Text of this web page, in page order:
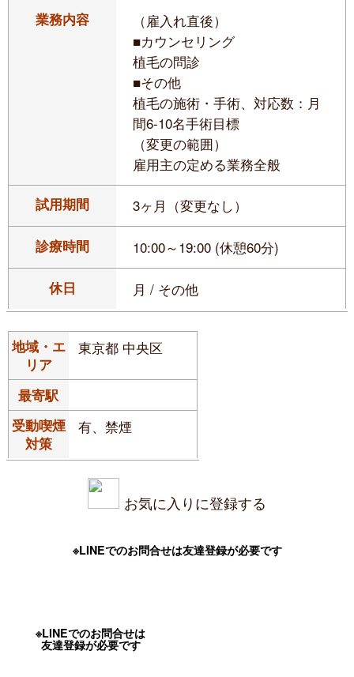
業務内容
（雇入れ直後）
■カウンセリング
植毛の問診
■その他
植毛の施術・手術、対応数：月
間6-10名手術目標
（変更の範囲）
雇用主の定める業務全般
試用期間 3ヶ月（変更なし）
診療時間 10:00～19:00 (休憩60分)
休日 月 / その他
地域・エ
リア
東京都 中央区
最寄駅
受動喫煙
対策
有、禁煙
お気に入りに登録する
※LINEでのお問合せは友達登録が必要です
※LINEでのお問合せは
友達登録が必要です